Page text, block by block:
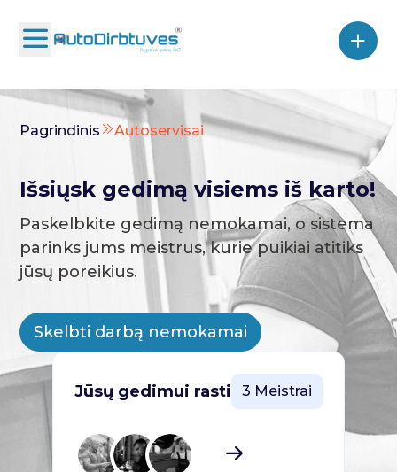
Pagrindinis Autoservisai
Išsiųsk gedimą visiems iš karto!
Paskelbkite gedimą nemokamai, o sistema
parinks jums meistrus, kurie puikiai atitiks
jūsų poreikius.
Skelbti darbą nemokamai
Jūsų gedimui rasti 3 Meistrai